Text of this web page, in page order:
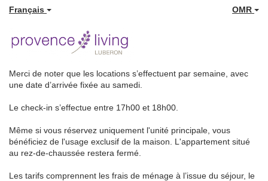
Français OMR
Merci de noter que les locations s’effectuent par semaine, avec
une date d’arrivée fixée au samedi.
Le check-in s’effectue entre 17h00 et 18h00.
Même si vous réservez uniquement l'unité principale, vous
bénéficiez de l'usage exclusif de la maison. L'appartement situé
au rez-de-chaussée restera fermé.
Les tarifs comprennent les frais de ménage à l’issue du séjour, le